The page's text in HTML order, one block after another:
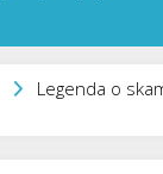
Legenda o